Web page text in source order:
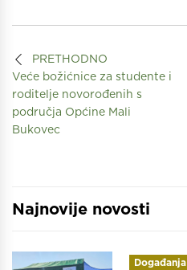
PRETHODNO
Veće božićnice za studente i
roditelje novorođenih s
područja Općine Mali
Bukovec
Najnovije novosti
Događanja